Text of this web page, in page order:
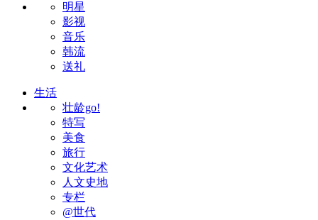
明星
影视
音乐
韩流
送礼
生活
壮龄go!
特写
美食
旅行
文化艺术
人文史地
专栏
@世代